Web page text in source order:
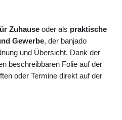
Zuhause oder als praktische
Gewerbe, der banjado
und Übersicht. Dank der
beschreibbaren Folie auf der
oder Termine direkt auf der